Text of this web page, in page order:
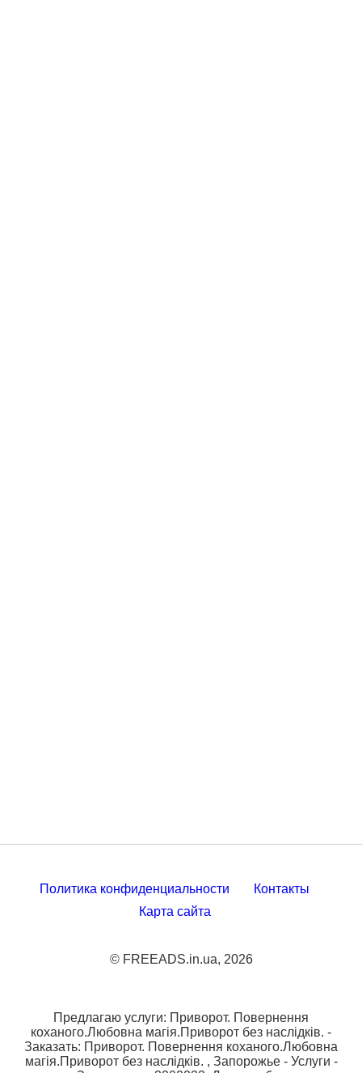
Политика конфиденциальности
Контакты
Карта сайта
© FREEADS.in.ua, 2026
Предлагаю услуги: Приворот. Повернення
коханого.Любовна магія.Приворот без наслідків. -
Заказать: Приворот. Повернення коханого.Любовна
магія.Приворот без наслідків. , Запорожье - Услуги -